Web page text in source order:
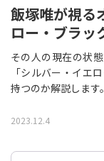
飯塚唯が視る
ロー・ブラッ
その人の現在の状
「シルバー・イエ
持つのか解説します。
2023.12.4